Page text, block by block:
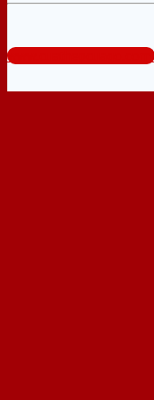
www.cuathepcuago.com